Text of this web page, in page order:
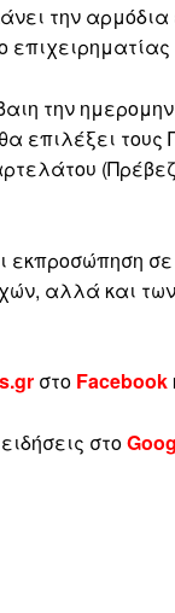
την
επιχειρηματίας
την
επιλέξει
αλλά και
στο Facebook
ειδήσεις στο